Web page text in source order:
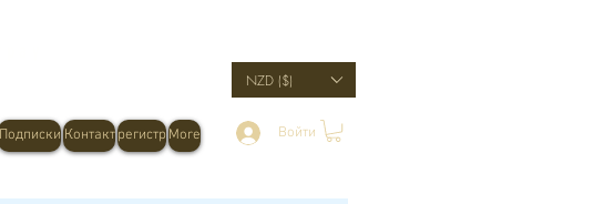
КонтактрегистрMore
NZD ($)
Войти